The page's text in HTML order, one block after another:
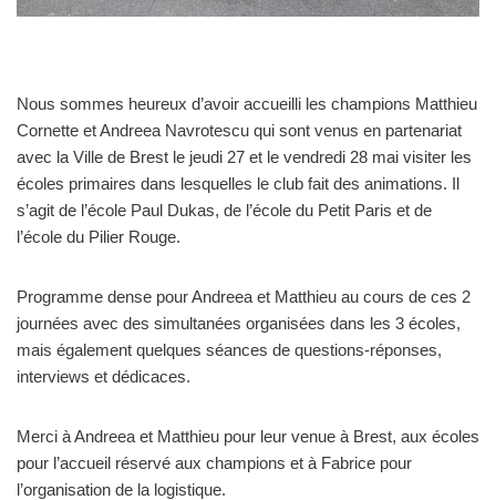
Nous sommes heureux d’avoir accueilli les champions Matthieu
Cornette et Andreea Navrotescu qui sont venus en partenariat
avec la Ville de Brest le jeudi 27 et le vendredi 28 mai visiter les
écoles primaires dans lesquelles le club fait des animations. Il
s’agit de l’école Paul Dukas, de l’école du Petit Paris et de
l’école du Pilier Rouge.
Programme dense pour Andreea et Matthieu au cours de ces 2
journées avec des simultanées organisées dans les 3 écoles,
mais également quelques séances de questions-réponses,
interviews et dédicaces.
Merci à Andreea et Matthieu pour leur venue à Brest, aux écoles
pour l’accueil réservé aux champions et à Fabrice pour
l’organisation de la logistique.